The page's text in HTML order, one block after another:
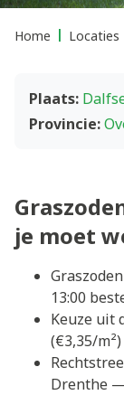
Home Locaties
Plaats:
Provincie:
je moet
13:00
Keuze uit
(€3,35/
Drenthe